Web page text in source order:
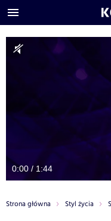
0:00 / 1:44
Strona główna Styl życia